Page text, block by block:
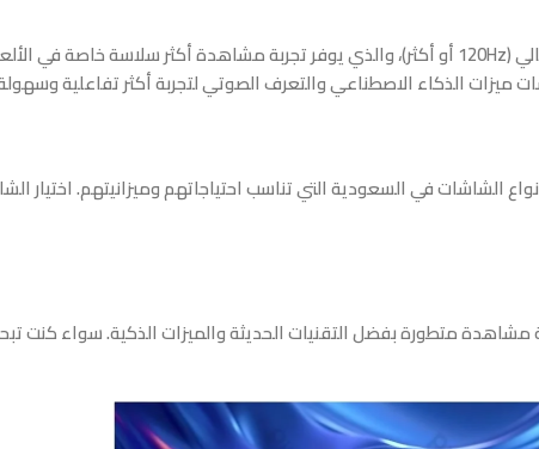
الشاشات في السعودية التي تناسب احتياجاتهم وميزانيتهم.
متطورة بفضل التقنيات الحديثة والميزات الذكية. سواء كنت